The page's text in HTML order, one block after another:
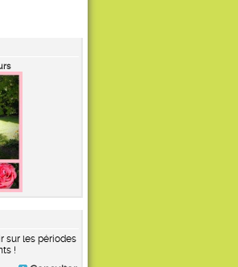
sur les périodes
!